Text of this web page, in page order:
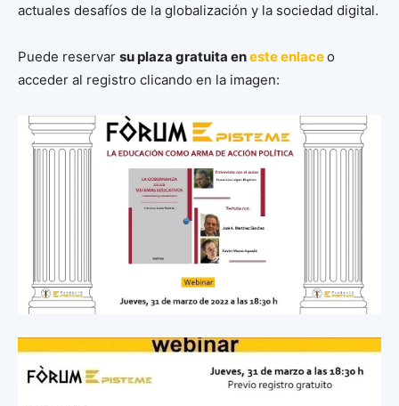
actuales desafíos de la globalización y la sociedad digital.
Puede reservar su plaza gratuita eneste enlaceo
acceder al registro clicando en la imagen: